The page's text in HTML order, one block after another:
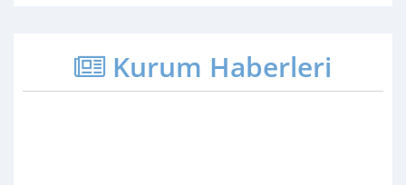
Kurum Haberleri